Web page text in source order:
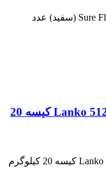
چسب کاشی پودری طوسی لانکو Lanko 512 کیسه 20
چسب کاشی پودری طوسی لانکو Lanko 512 کیسه 20 کیلوگرم